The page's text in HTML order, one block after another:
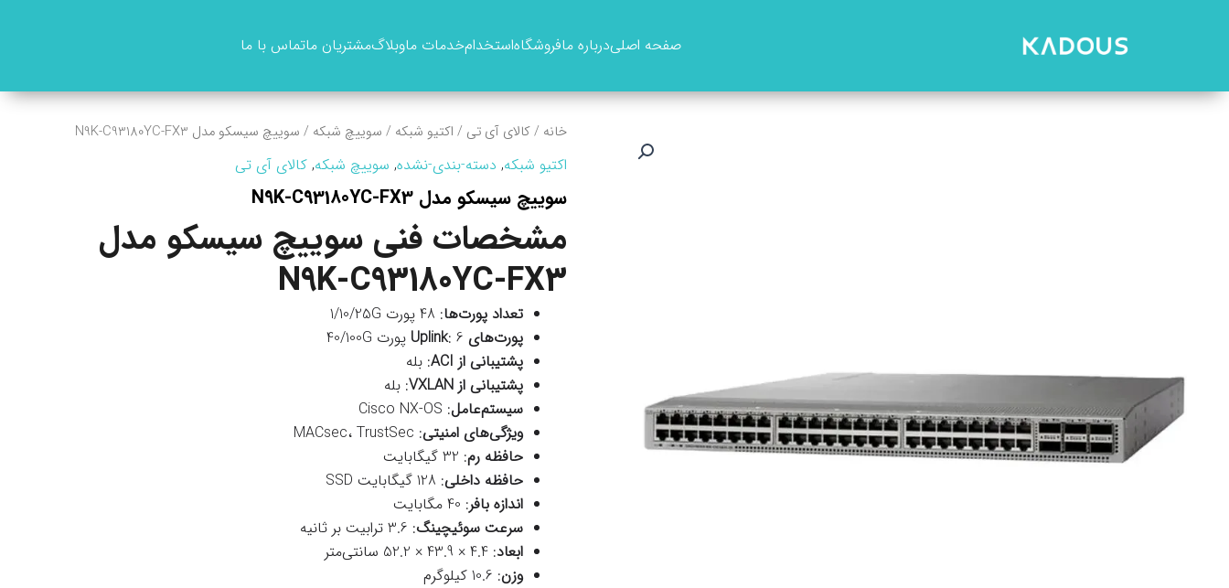
صفحه اصلیدرباره مافروشگاهاستخدامخدمات ماوبلاگمشتریان ماتماس با ما
خانه /کالای آی تی / اکتیو شبکه / سوییچ شبکه / سوييچ سيسکو مدل N9K-C93180YC-FX3
اکتیو شبکه, دسته-بندی-نشده, سوییچ شبکه,کالای آی تی
سوييچ سيسکو مدل N9K-C93180YC-FX3
مشخصات فنی سوییچ سیسکو مدل
N9K-C93180YC-FX3
تعداد پورت‌ها: 48 پورت 1/10/25G
پورت‌های Uplink : 6 پورت 40/100G
پشتیبانی از ACI
: بله
پشتیبانی از VXLAN
: بله
سیستم‌عامل: Cisco NX-OS
ویژگی‌های امنیتی: MACsec، TrustSec
حافظه رم: 32 گیگابایت
حافظه داخلی: 128 گیگابایت SSD
اندازه بافر: 40 مگابایت
سرعت سوئیچینگ: 3.6 ترابیت بر ثانیه
ابعاد: 4.4 × 43.9 × 52.2 سانتی‌متر
وزن: 10.6 کیلوگرم